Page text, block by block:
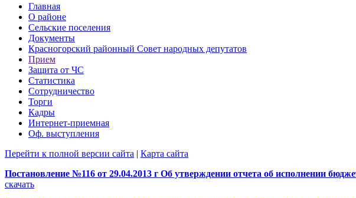
Главная
О районе
Сельские поселения
Документы
Красногорский районный Совет народных депутатов
Прием
Защита от ЧС
Статистика
Сотрудничество
Торги
Кадры
Интернет-приемная
Оф. выступления
Перейти к полной версии сайта | Карта сайта
Постановление №116 от 29.04.2013 г Об утверждении отчета об исполнении
скачать